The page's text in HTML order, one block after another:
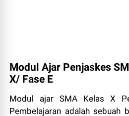
Modul Ajar Penjaskes
X/ Fase E
Modul ajar SMA Kelas X
Pembelajaran adalah sebuah